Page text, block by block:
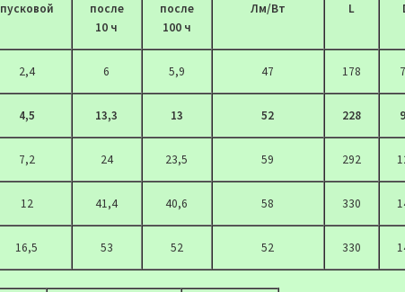
пусковой
после
10 ч
после
100 ч
Лм/Вт L
2,4 6 5,9 47 178
4,5 13,3 13 52 228
7,2 24 23,5 59 292
12 41,4 40,6 58 330
16,5 53 52 52 330